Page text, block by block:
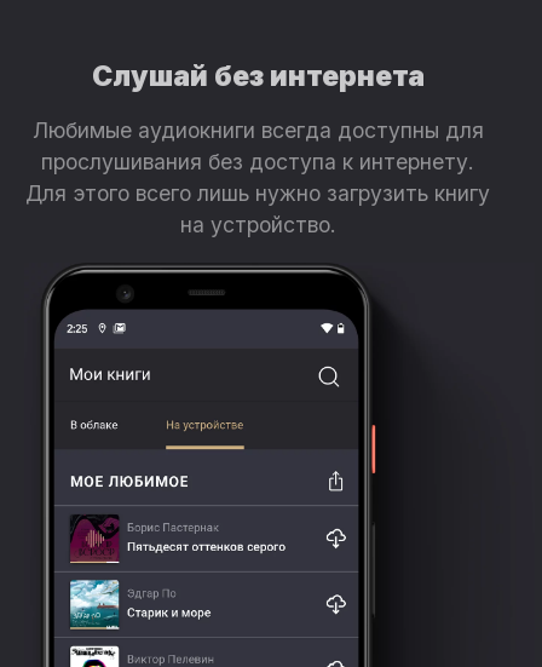
Слушай без интернета
Любимые аудиокниги всегда доступны для
прослушивания без доступа к интернету.
Для этого всего лишь нужно загрузить книгу
на устройство.